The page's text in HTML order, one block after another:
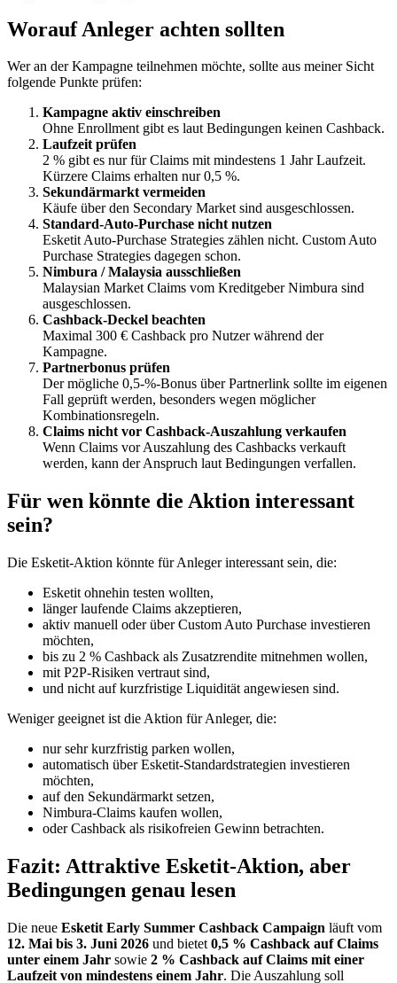
Worauf Anleger achten sollten
Wer an der Kampagne teilnehmen möchte, sollte aus meiner Sicht
folgende Punkte prüfen:
Kampagne aktiv einschreiben
Ohne Enrollment gibt es laut Bedingungen keinen Cashback.
Laufzeit prüfen
2 % gibt es nur für Claims mit mindestens 1 Jahr Laufzeit.
Kürzere Claims erhalten nur 0,5 %.
Sekundärmarkt vermeiden
Käufe über den Secondary Market sind ausgeschlossen.
Standard-Auto-Purchase nicht nutzen
Esketit Auto-Purchase Strategies zählen nicht. Custom Auto
Purchase Strategies dagegen schon.
Nimbura / Malaysia ausschließen
Malaysian Market Claims vom Kreditgeber Nimbura sind
ausgeschlossen.
Cashback-Deckel beachten
Maximal 300 € Cashback pro Nutzer während der
Kampagne.
Partnerbonus prüfen
Der mögliche 0,5-%-Bonus über Partnerlink sollte im eigenen
Fall geprüft werden, besonders wegen möglicher
Kombinationsregeln.
Claims nicht vor Cashback-Auszahlung verkaufen
Wenn Claims vor Auszahlung des Cashbacks verkauft
werden, kann der Anspruch laut Bedingungen verfallen.
Für wen könnte die Aktion interessant
sein?
Die Esketit-Aktion könnte für Anleger interessant sein, die:
Esketit ohnehin testen wollten,
länger laufende Claims akzeptieren,
aktiv manuell oder über Custom Auto Purchase investieren
möchten,
bis zu 2 % Cashback als Zusatzrendite mitnehmen wollen,
mit P2P-Risiken vertraut sind,
und nicht auf kurzfristige Liquidität angewiesen sind.
Weniger geeignet ist die Aktion für Anleger, die:
nur sehr kurzfristig parken wollen,
automatisch über Esketit-Standardstrategien investieren
möchten,
auf den Sekundärmarkt setzen,
Nimbura-Claims kaufen wollen,
oder Cashback als risikofreien Gewinn betrachten.
Fazit: Attraktive Esketit-Aktion, aber
Bedingungen genau lesen
Die neue Esketit Early Summer Cashback Campaign läuft vom
12. Mai bis 3. Juni 2026 und bietet 0,5 % Cashback auf Claims
unter einem Jahr sowie 2 % Cashback auf Claims mit einer
Laufzeit von mindestens einem Jahr. Die Auszahlung soll